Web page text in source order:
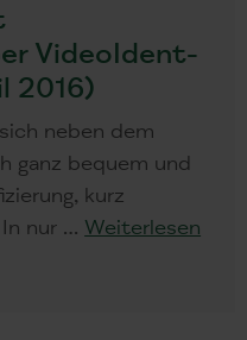
VideoIdent-
2016)
neben dem
ganz bequem und
kurz
nur … Weiterlesen